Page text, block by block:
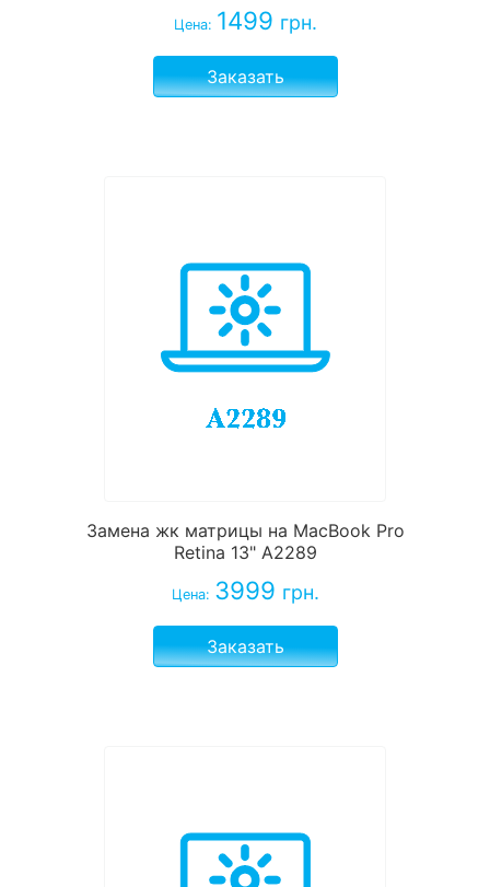
Цена: 1499 грн.
Заказать
Замена жк матрицы на MacBook Pro
Retina 13" A2289
Цена: 3999 грн.
Заказать